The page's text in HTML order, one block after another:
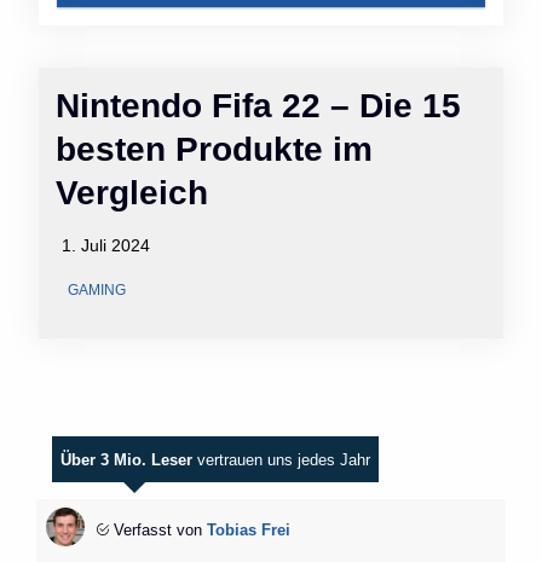
Nintendo Fifa 22 – Die 15
besten Produkte im
Vergleich
1. Juli 2024
GAMING
Über 3 Mio. Leser vertrauen uns jedes Jahr
Verfasst von Tobias Frei